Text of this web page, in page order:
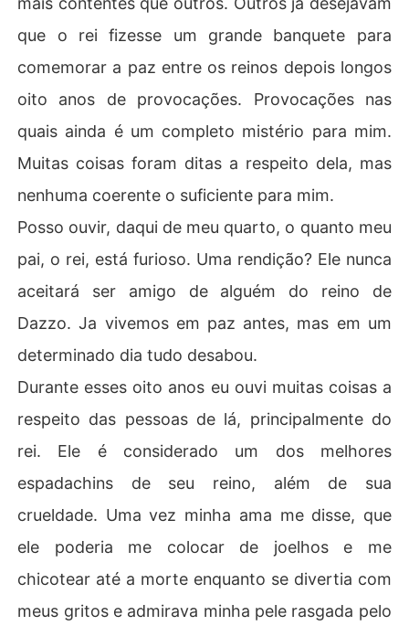
que o rei fizesse um grande banquete para
comemorar a paz entre os reinos depois longos
oito anos de provocações. Provocações nas
quais ainda é um completo mistério para mim.
Muitas coisas foram ditas a respeito dela, mas
nenhuma coerente o suficiente para mim.
Posso ouvir, daqui de meu quarto, o quanto meu
pai, o rei, está furioso. Uma rendição? Ele nunca
aceitará ser amigo de alguém do reino de
Dazzo. Ja vivemos em paz antes, mas em um
determinado dia tudo desabou.
Durante esses oito anos eu ouvi muitas coisas a
respeito das pessoas de lá, principalmente do
rei. Ele é considerado um dos melhores
espadachins de seu reino, além de sua
crueldade. Uma vez minha ama me disse, que
ele poderia me colocar de joelhos e me
chicotear até a morte enquanto se divertia com
meus gritos e admirava minha pele rasgada pelo